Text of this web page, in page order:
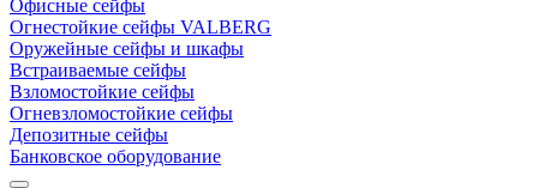
Офисные сейфы
Огнестойкие сейфы VALBERG
Оружейные сейфы и шкафы
Встраиваемые сейфы
Взломостойкие сейфы
Огневзломостойкие сейфы
Депозитные сейфы
Банковское оборудование